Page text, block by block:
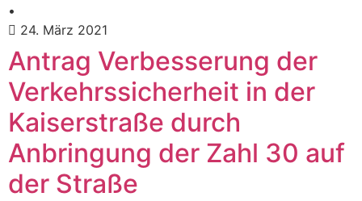
•
24. März 2021
Antrag Verbesserung der
Verkehrssicherheit in der
Kaiserstraße durch
Anbringung der Zahl 30 auf
der Straße